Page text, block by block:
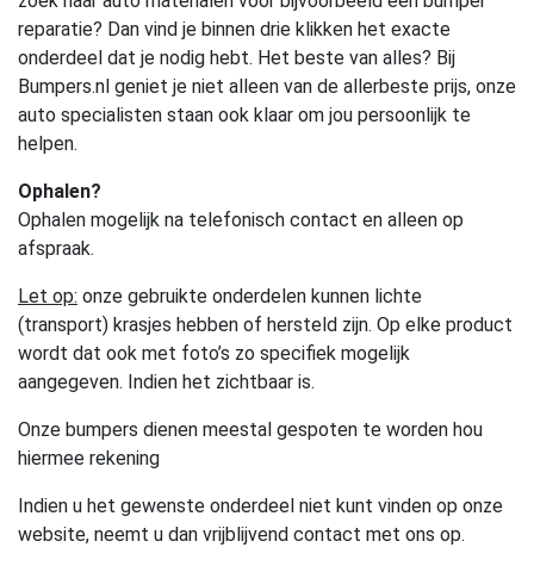
reparatie? Dan vind je binnen drie klikken het exacte
onderdeel dat je nodig hebt. Het beste van alles? Bij
Bumpers.nl geniet je niet alleen van de allerbeste prijs, onze
auto specialisten staan ook klaar om jou persoonlijk te
helpen.
Ophalen?
Ophalen mogelijk na telefonisch contact en alleen op
afspraak.
Let op: onze gebruikte onderdelen kunnen lichte
(transport) krasjes hebben of hersteld zijn. Op elke product
wordt dat ook met foto’s zo specifiek mogelijk
aangegeven. Indien het zichtbaar is.
Onze bumpers dienen meestal gespoten te worden hou
hiermee rekening
Indien u het gewenste onderdeel niet kunt vinden op onze
website, neemt u dan vrijblijvend contact met ons op.